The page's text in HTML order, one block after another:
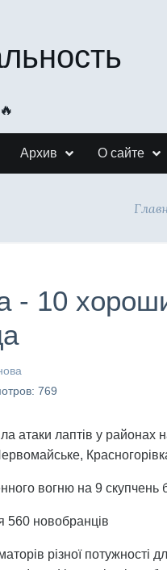
Архив О сайте
- 10
769
атаки лаптів у районах
вогню на 9 скупчень
560 новобранців
різної потужності